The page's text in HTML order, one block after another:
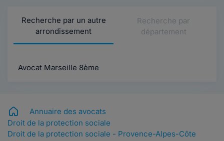
Recherche par un autre
arrondissement
Recherche par
département
Avocat Marseille 8ème
Annuaire des avocats
Droit de la protection sociale
Droit de la protection sociale - Provence-Alpes-Côte